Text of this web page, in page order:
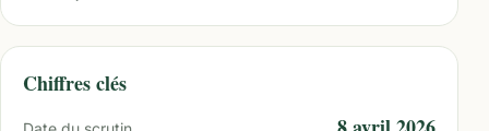
Chiffres clés